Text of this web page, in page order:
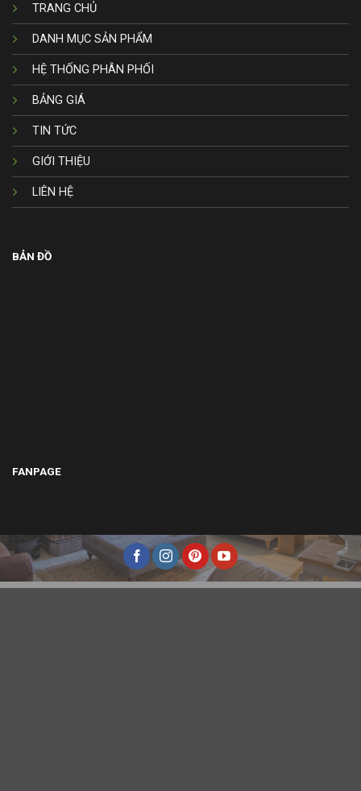
TRANG CHỦ
DANH MỤC SẢN PHẨM
HỆ THỐNG PHÂN PHỐI
BẢNG GIÁ
TIN TỨC
GIỚI THIỆU
LIÊN HỆ
BẢN ĐỒ
FANPAGE